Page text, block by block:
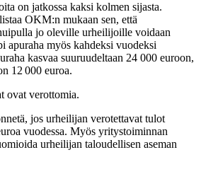
on jatkossa kaksi kolmen sijasta.
OKM:n mukaan sen, että
jo oleville urheilijoille voidaan
apuraha myös kahdeksi vuodeksi
kasvaa suuruudeltaan 24 000 euroon,
12 000 euroa.
ovat verottomia.
jos urheilijan verotettavat tulot
vuodessa. Myös yritystoiminnan
urheilijan taloudellisen aseman